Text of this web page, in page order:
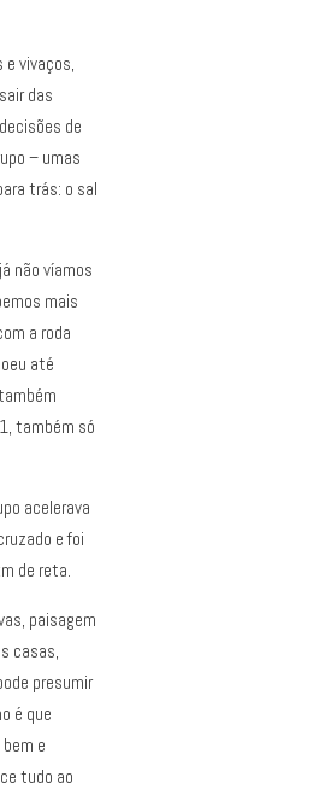
e vivaços,
das
de
– umas
trás: o sal
não víamos
mais
a roda
até
também só
acelerava
e foi
de reta.
paisagem
casas,
presumir
é que
e
tudo ao